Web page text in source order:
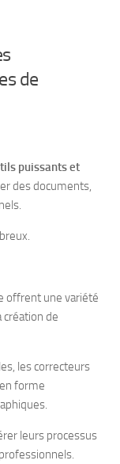
de
puissants et
des documents,
.
offrent une variété
de
les correcteurs
forme
leurs processus